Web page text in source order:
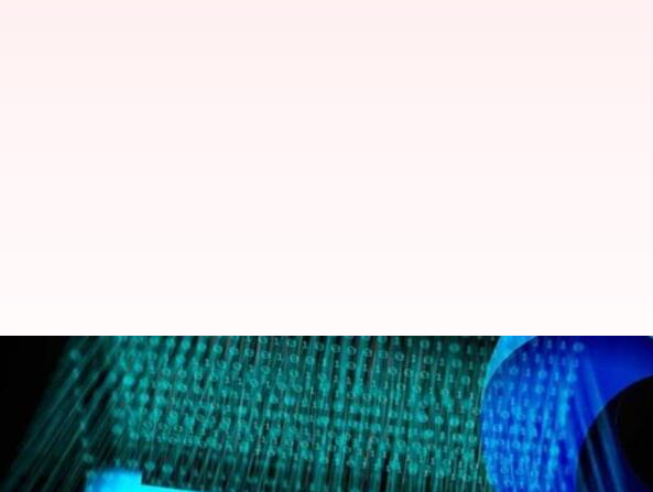
चोरी हो सकते हैं क्रोम या एज ब्राउजर में सेव
प्राणेश तिवारी Jan 02, 2022 11:47 am
क्या है खबर?